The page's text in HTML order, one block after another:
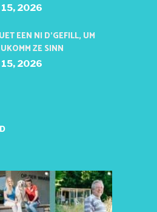
15, 2026
EEN NI D’GEFILL, UM
ZE SINN
15, 2026